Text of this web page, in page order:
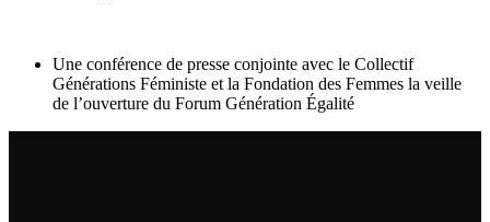
Une conférence de presse conjointe avec le Collectif
Générations Féministe et la Fondation des Femmes la veille
de l’ouverture du Forum Génération Égalité